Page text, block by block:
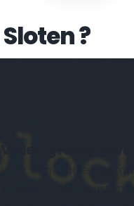
Sloten ?
producten of diensten